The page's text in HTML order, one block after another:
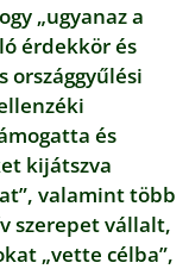
„ugyanaz a
érdekkör és
országgyűlési
és
kijátszva
valamint több
szerepet vállalt,
„vette célba”,